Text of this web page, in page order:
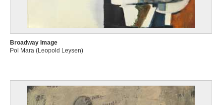
Broadway Image
Pol Mara (Leopold Leysen)